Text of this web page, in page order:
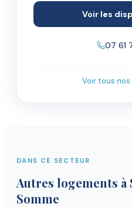
Voir les
07 61
Voir tous
DANS CE SECTEUR
Autres logements à
Somme